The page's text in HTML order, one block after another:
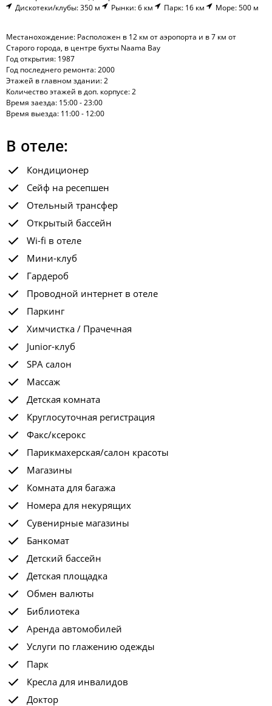
Дискотеки/клубы: 350 м
Рынки: 6 км Парк: 16 км Море: 500 м
Местанохождение: Расположен в 12 км от аэропорта и в 7 км от
Старого города, в центре бухты Naama Bay
Год открытия: 1987
Год последнего ремонта: 2000
Этажей в главном здании: 2
Количество этажей в доп. корпусе: 2
Время заезда: 15:00 - 23:00
Время выезда: 11:00 - 12:00
В отеле:
Кондиционер
Сейф на ресепшен
Отельный трансфер
Открытый бассейн
Wi-fi в отеле
Мини-клуб
Гардероб
Проводной интернет в отеле
Паркинг
Химчистка / Прачечная
Junior-клуб
SPA салон
Массаж
Детская комната
Круглосуточная регистрация
Факс/ксерокс
Парикмахерская/салон красоты
Магазины
Комната для багажа
Номера для некурящих
Сувенирные магазины
Банкомат
Детский бассейн
Детская площадка
Обмен валюты
Библиотека
Аренда автомобилей
Услуги по глажению одежды
Парк
Кресла для инвалидов
Доктор